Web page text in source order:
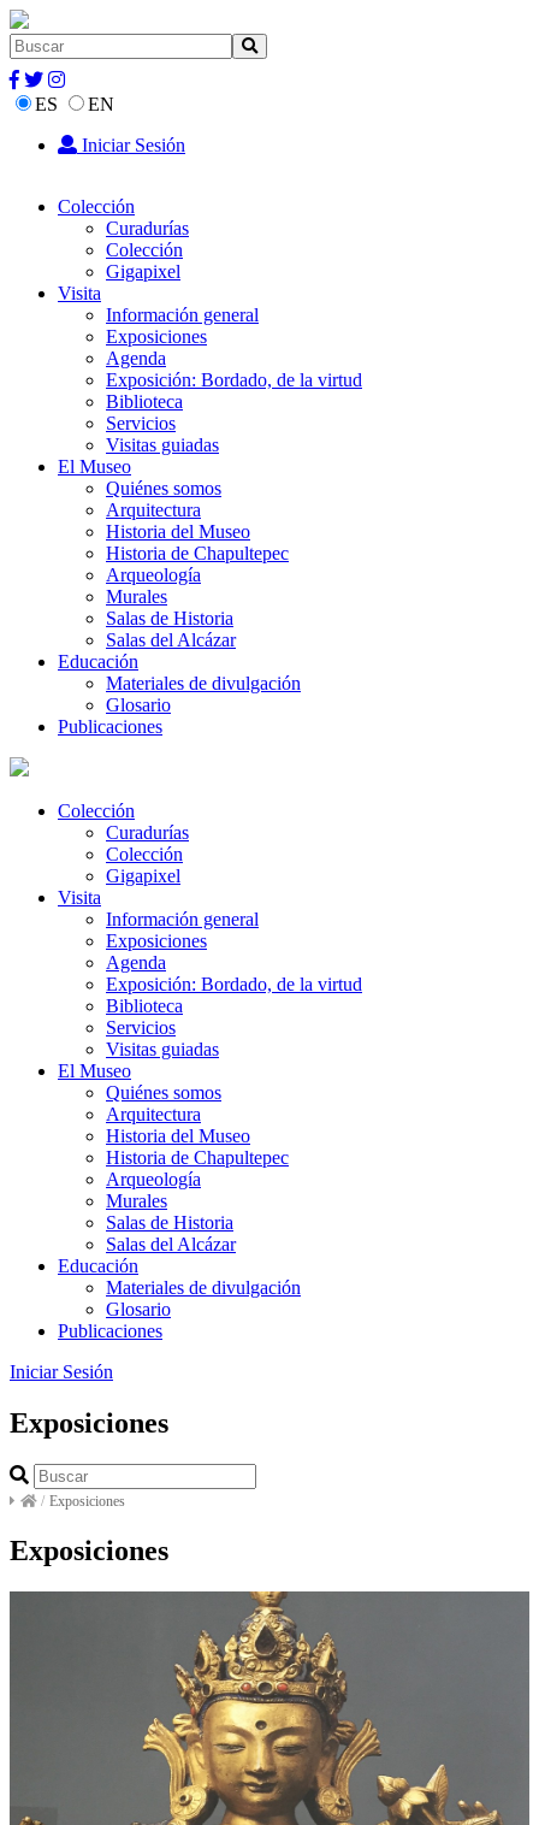
ES
EN
Iniciar Sesión
Colección
Curadurías
Colección
Gigapixel
Visita
Información general
Exposiciones
Agenda
Exposición: Bordado, de la virtud
Biblioteca
Servicios
Visitas guiadas
El Museo
Quiénes somos
Arquitectura
Historia del Museo
Historia de Chapultepec
Arqueología
Murales
Salas de Historia
Salas del Alcázar
Educación
Materiales de divulgación
Glosario
Publicaciones
Colección
Curadurías
Colección
Gigapixel
Visita
Información general
Exposiciones
Agenda
Exposición: Bordado, de la virtud
Biblioteca
Servicios
Visitas guiadas
El Museo
Quiénes somos
Arquitectura
Historia del Museo
Historia de Chapultepec
Arqueología
Murales
Salas de Historia
Salas del Alcázar
Educación
Materiales de divulgación
Glosario
Publicaciones
Iniciar Sesión
Exposiciones
/ Exposiciones
Exposiciones